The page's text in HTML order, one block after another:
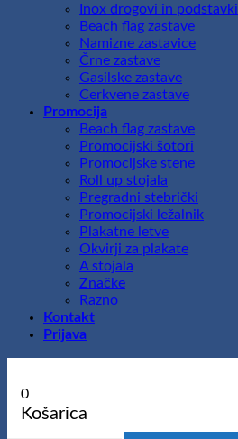
Inox drogovi in podstavki
Beach flag zastave
Namizne zastavice
Črne zastave
Gasilske zastave
Cerkvene zastave
Promocija
Beach flag zastave
Promocijski šotori
Promocijske stene
Roll up stojala
Pregradni stebrički
Promocijski ležalnik
Plakatne letve
Okvirji za plakate
A stojala
Značke
Razno
Kontakt
Prijava
0
Košarica